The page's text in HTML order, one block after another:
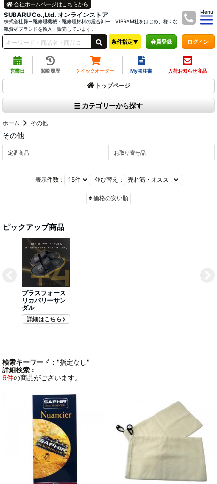
SUBARU Co.,Ltd. オンラインストア
株式会社昴ー靴修理機械・靴修理材料の総合卸ー VIBRAM社をはじめ、様々な
靴資材ブランドを輸入・販売しています。
Menu
会社ホームページはこちらから
条件指定▼ 会員登録 ログイン
営業日 閲覧履歴 クイックオーダー My発注書 入荷お知らせ商品
トップページ
カテゴリーから探す
ホーム その他
その他
定番商品 お取り寄せ品
表示件数： 並び替え：
価格の安い順
ピックアップ商品
プラスフォース
リカバリーサン
ダル
詳細はこちら
検索キーワード： "指定なし"
詳細検索：
6件の商品がございます。